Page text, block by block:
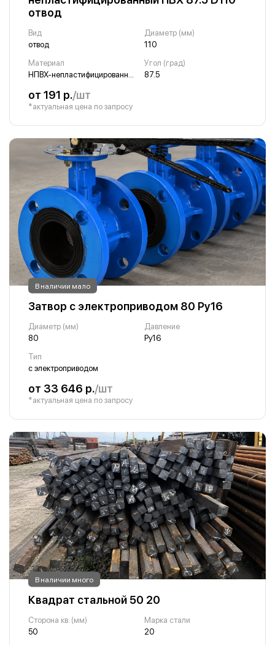
отвод
Вид
отвод
Диаметр (мм)
110
Материал
НПВХ-непластифицированный ПВХ
Угол (град)
87.5
от 191 р./шт
*актуальная цена по запросу
В наличии мало
Затвор с электроприводом 80 Ру16
Диаметр (мм)
80
Давление
Ру16
Тип
с электроприводом
от 33 646 р./шт
*актуальная цена по запросу
В наличии много
Квадрат стальной 50 20
Сторона кв. (мм)
50
Марка стали
20